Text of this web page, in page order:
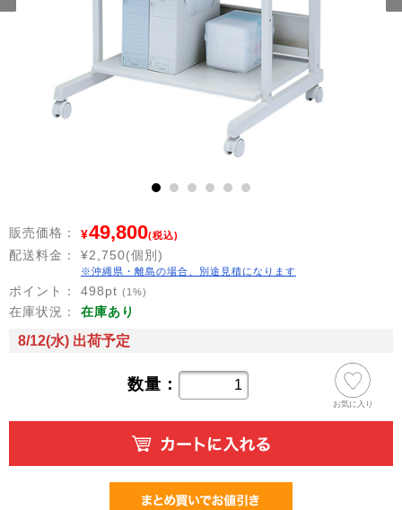
販売価格： ¥49,800(税込)
配送料金： ¥2,750(個別)
※沖縄県・離島の場合、別途見積になります
ポイント： 498pt (1%)
在庫状況： 在庫あり
8/12(水) 出荷予定
数量：
お気に入り